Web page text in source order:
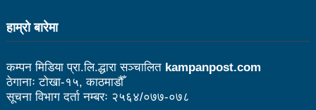
संस्थागत क्षमता मुल्याङ्ककनमा ककनी गाउँपालिका जिल्लामै
संविधानसभाबाट संविधान बनाउने मुद्दा जनयुद्धको मुख्य मुद्दा होः
हाम्राे बारेमा
कम्पन मिडिया प्रा.लि.द्धारा सञ्चालित kampanpost.com
ठेगानाः टोखा-१५, काठमाडौँ
सूचना विभाग दर्ता नम्बरः २५६४/०७७-०७८